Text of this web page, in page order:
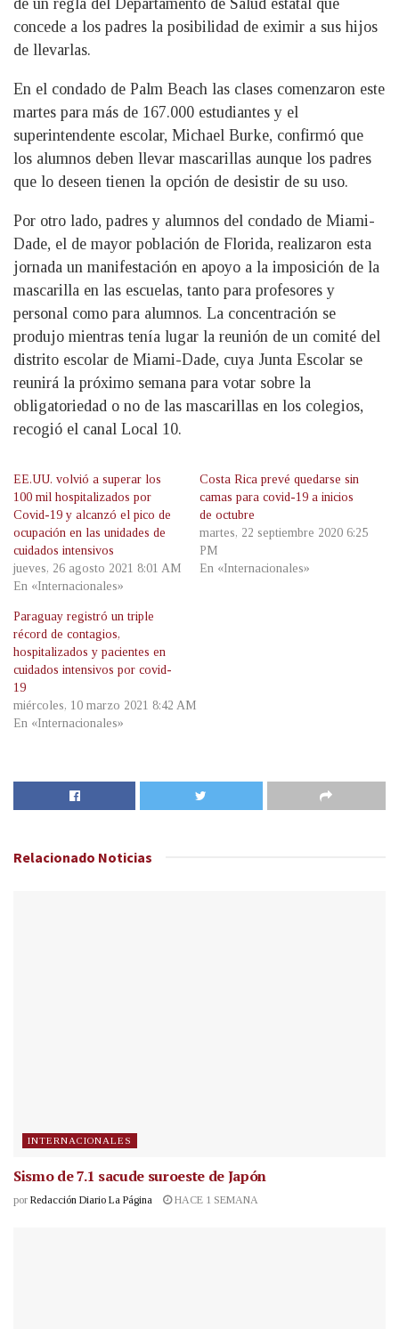
de un regla del Departamento de Salud estatal que
concede a los padres la posibilidad de eximir a sus hijos
de llevarlas.
En el condado de Palm Beach las clases comenzaron este
martes para más de 167.000 estudiantes y el
superintendente escolar, Michael Burke, confirmó que
los alumnos deben llevar mascarillas aunque los padres
que lo deseen tienen la opción de desistir de su uso.
Por otro lado, padres y alumnos del condado de Miami-
Dade, el de mayor población de Florida, realizaron esta
jornada un manifestación en apoyo a la imposición de la
mascarilla en las escuelas, tanto para profesores y
personal como para alumnos. La concentración se
produjo mientras tenía lugar la reunión de un comité del
distrito escolar de Miami-Dade, cuya Junta Escolar se
reunirá la próximo semana para votar sobre la
obligatoriedad o no de las mascarillas en los colegios,
recogió el canal Local 10.
EE.UU. volvió a superar los
100 mil hospitalizados por
Covid-19 y alcanzó el pico de
ocupación en las unidades de
cuidados intensivos
jueves, 26 agosto 2021 8:01 AM
En «Internacionales»
Costa Rica prevé quedarse sin
camas para covid-19 a inicios
de octubre
martes, 22 septiembre 2020 6:25
PM
En «Internacionales»
Paraguay registró un triple
récord de contagios,
hospitalizados y pacientes en
cuidados intensivos por covid-
19
miércoles, 10 marzo 2021 8:42 AM
En «Internacionales»
Relacionado Noticias
INTERNACIONALES
Sismo de 7.1 sacude suroeste de Japón
por Redacción Diario La Página HACE 1 SEMANA